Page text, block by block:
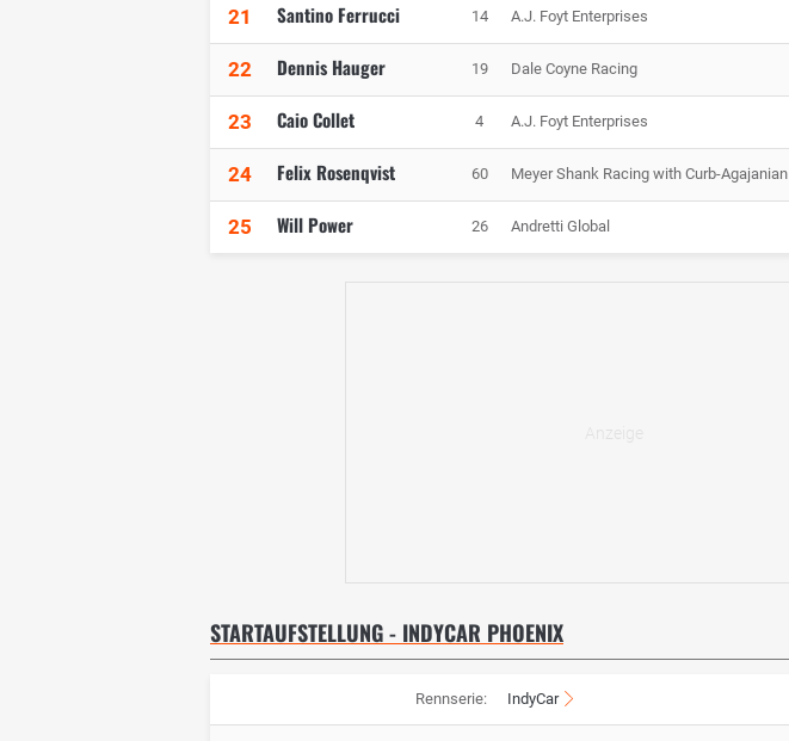
21 Santino Ferrucci 14 A.J. Foyt Enterprises
22 Dennis Hauger 19 Dale Coyne Racing
23 Caio Collet 4 A.J. Foyt Enterprises
24 Felix Rosenqvist 60 Meyer Shank Racing with Curb-Agajanian
25 Will Power 26 Andretti Global
STARTAUFSTELLUNG - INDYCAR PHOENIX
Rennserie: IndyCar